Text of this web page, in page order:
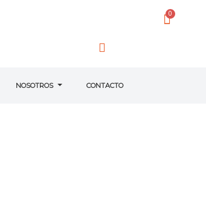
NOSOTROS CONTACTO